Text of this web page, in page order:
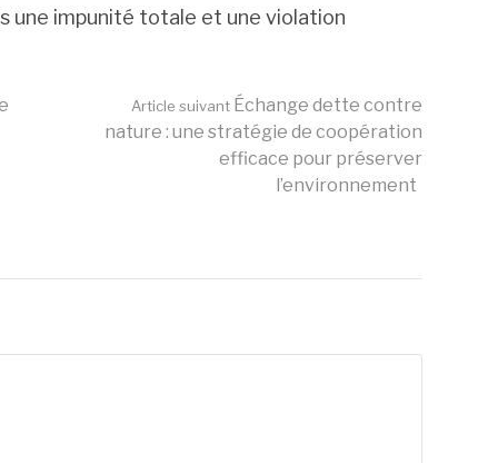
une impunité totale et une violation
Article suivant Échange dette contre
nature : une stratégie de coopération
efficace pour préserver
l’environnement